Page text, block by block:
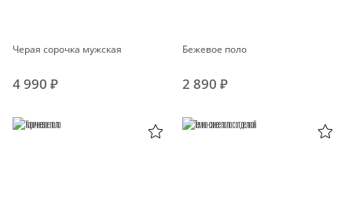
Черая сорочка мужская
4 990 ₽
Бежевое поло
2 890 ₽